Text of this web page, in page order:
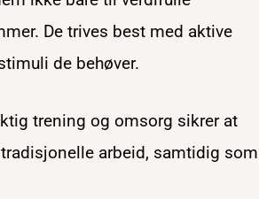
De trives best med aktive
de behøver.
trening og omsorg sikrer at
arbeid, samtidig som